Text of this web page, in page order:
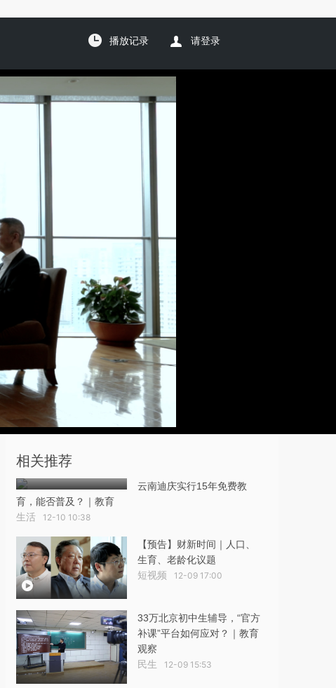
播放记录 请登录
相关推荐
云南迪庆实行15年免费教
育，能否普及？｜教育
生活 12-10 10:38
【预告】财新时间｜人口、
生育、老龄化议题
短视频 12-09 17:00
33万北京初中生辅导，“官方
补课”平台如何应对？｜教育
观察
民生 12-09 15:53